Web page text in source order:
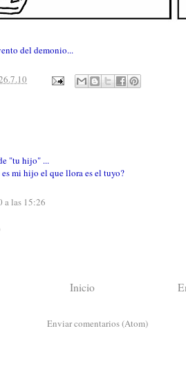
del demonio...
"tu hijo" ...
mi hijo el que llora es el tuyo?
a las 15:26
Inicio
Enviar comentarios (Atom)